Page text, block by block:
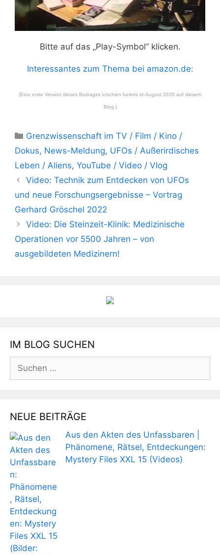
Bitte auf das „Play-Symbol“ klicken.
Interessantes zum Thema bei amazon.de:
(Eine erste Version dieses Beitrages erschien bereits im August 2020 auf diesem
Blog.)
Kategorien
Grenzwissenschaft im TV / Film / Kino /
Dokus, News-Meldung, UFOs / Außerirdisches
Leben / Aliens, YouTube / Video / Vlog
Video: Technik zum Entdecken von UFOs
und neue Forschungsergebnisse – Vortrag
Gerhard Gröschel 2022
Video: Die Steinzeit-Klinik: Medizinische
Operationen vor 5500 Jahren – von
ausgebildeten Medizinern!
IM BLOG SUCHEN
Suchen
nach:
NEUE BEITRÄGE
Aus den Akten des Unfassbaren |
Phänomene, Rätsel, Entdeckungen:
Mystery Files XXL 15 (Videos)